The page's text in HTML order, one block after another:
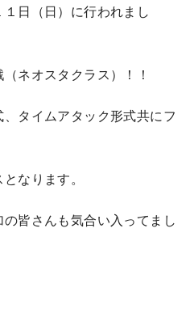
日（日）に行われまし
ネオスタクラス）！！
タイムアタック形式共にフ
なります。
皆さんも気合い入ってまし